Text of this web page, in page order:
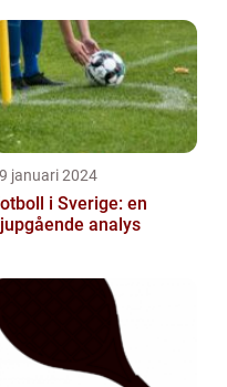
januari 2024
i Sverige: en
analys